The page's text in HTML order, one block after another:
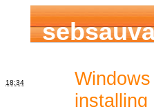
18:34
installing